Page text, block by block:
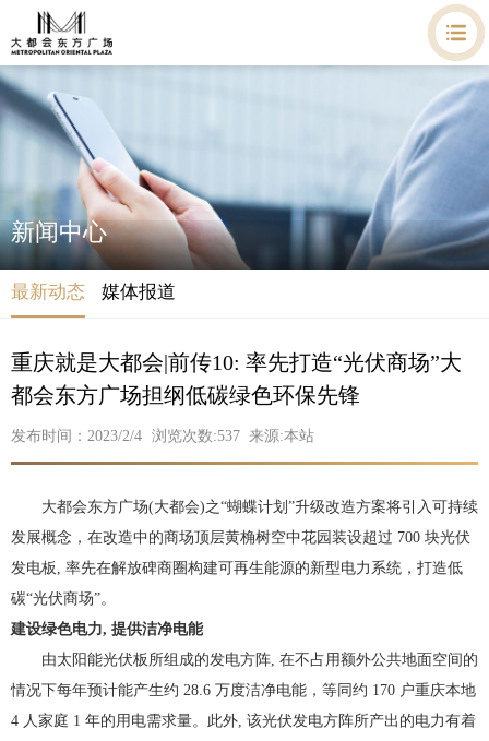
新闻中心
最新动态 媒体报道
重庆就是大都会|前传10: 率先打造“光伏商场”大
都会东方广场担纲低碳绿色环保先锋
发布时间：2023/2/4 浏览次数:537 来源:本站
大都会东方广场(大都会)之“蝴蝶计划”升级改造方案将引入可持续
发展概念，在改造中的商场顶层黄桷树空中花园装设超过 700 块光伏
发电板, 率先在解放碑商圈构建可再生能源的新型电力系统，打造低
碳“光伏商场”。
建设绿色电力, 提供洁净电能
由太阳能光伏板所组成的发电方阵, 在不占用额外公共地面空间的
情况下每年预计能产生约 28.6 万度洁净电能，等同约 170 户重庆本地
4 人家庭 1 年的 用电需求量。此外, 该光伏发电方阵所产出的电力有着